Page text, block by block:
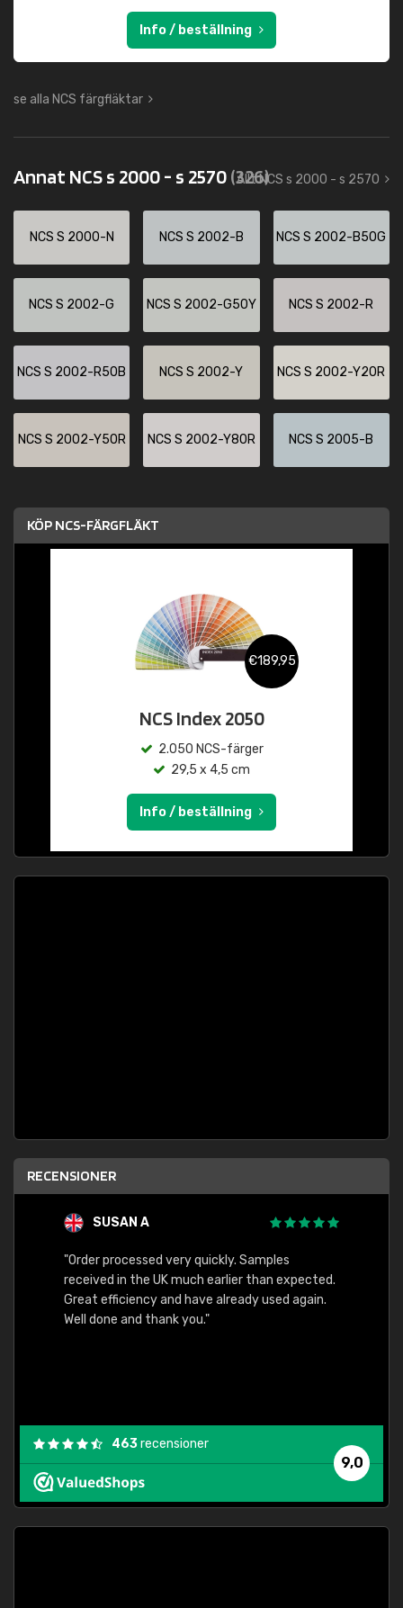
Info / beställning
se alla NCS färgfläktar
Annat NCS s 2000 - s 2570(326)
Allt NCS s 2000 - s 2570
NCS S 2000-N NCS S 2002-B NCS S 2002-B50G
NCS S 2002-G NCS S 2002-G50Y NCS S 2002-R
NCS S 2002-R50B NCS S 2002-Y NCS S 2002-Y20R
NCS S 2002-Y50R NCS S 2002-Y80R NCS S 2005-B
KÖP NCS-FÄRGFLÄKT
€189,95
NCS Index 2050
2.050 NCS-färger
29,5 x 4,5 cm
Info / beställning
RECENSIONER
SUSAN A
"Order processed very quickly. Samples
received in the UK much earlier than expected.
Great efficiency and have already used again.
Well done and thank you."
9,0
463recensioner